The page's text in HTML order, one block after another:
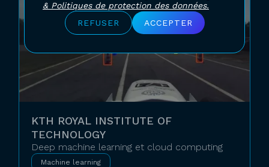
& Politiques de protection des données.
REFUSER
ACCEPTER
KTH ROYAL INSTITUTE OF
TECHNOLOGY
Deep machine learning et cloud computing
Machine learning